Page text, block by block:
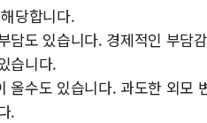
당합니다.
담도 있습니다. 경제적인 부담
습니다.
올수도 있습니다. 과도한 외모
.